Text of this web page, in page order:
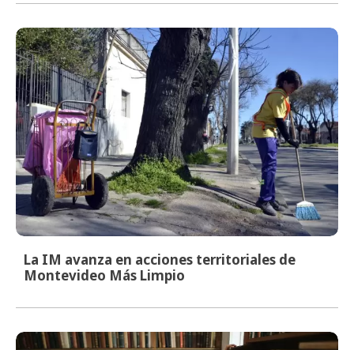
La IM avanza en acciones territoriales de
Montevideo Más Limpio